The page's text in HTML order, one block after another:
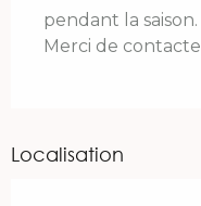
pendant la saison.
Merci de
Localisation